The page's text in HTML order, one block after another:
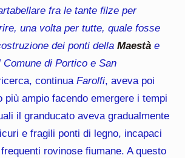
fra le tante filze per
una volta per tutte, quale fosse
dei ponti della Maestàe
di Portico e San
continua Farolfi, aveva poi
più ampio facendo emergere i tempi
il granducato aveva gradualmente
e fragili ponti di legno, incapaci
rovinose fiumane. A questo